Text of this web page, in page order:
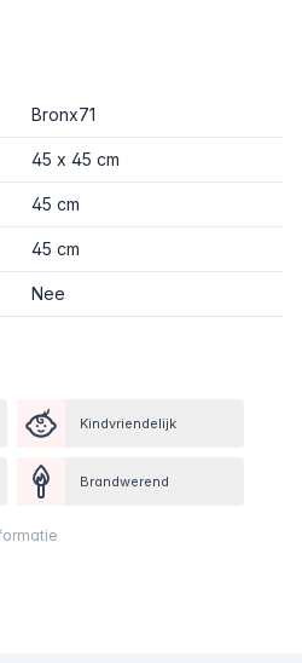
Bronx71
45 x 45 cm
45 cm
45 cm
Nee
Kindvriendelijk
Brandwerend